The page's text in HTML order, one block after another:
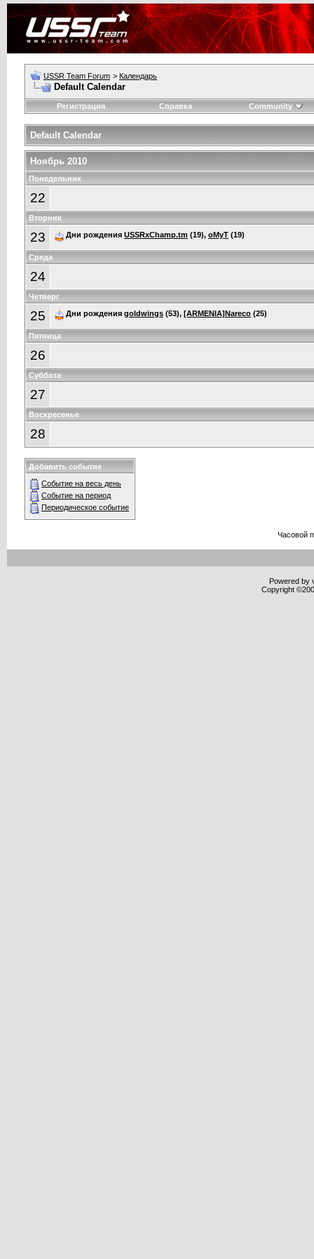
USSR Team Forum > Календарь
Default Calendar
Регистрация Справка Community
Default Calendar
Ноябрь 2010
Понедельник
22
Вторник
23 Дни рождения USSRxChamp.tm (19), oMyT (19)
Среда
24
Четверг
25 Дни рождения goldwings (53), [ARMENIA]Nareco (25)
Пятница
26
Суббота
27
Воскресенье
28
Добавить событие
Событие на весь день
Событие на период
Периодическое событие
Часовой
Powered by
Copyright